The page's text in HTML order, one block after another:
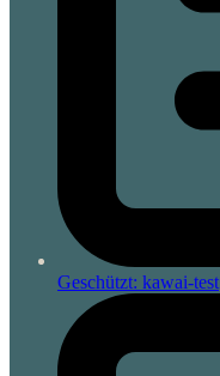
Geschützt: kawai-test